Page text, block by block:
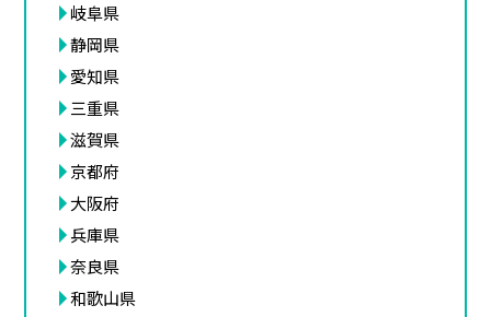
岐阜県
静岡県
愛知県
三重県
滋賀県
京都府
大阪府
兵庫県
奈良県
和歌山県